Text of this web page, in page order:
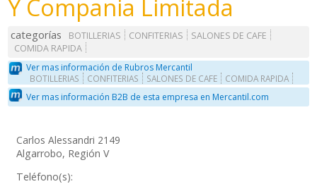
Y Compania Limitada
categorías BOTILLERIAS CONFITERIAS
SALONES DE CAFE
COMIDA RAPIDA
Ver mas información de Rubros Mercantil
BOTILLERIAS CONFITERIAS SALONES DE CAFE COMIDA RAPIDA
Ver mas información B2B de esta empresa en Mercantil.com
Carlos Alessandri 2149
Algarrobo, Región V
Teléfono(s):